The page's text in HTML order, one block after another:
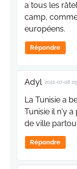
a tous les
camp,
européens.
Répondre
Adyl 2022-07-08
La Tunisie a
Tunisie il n'y
de ville
Répondre